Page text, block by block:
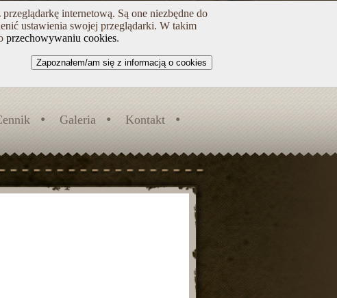
internetową. Są one niezbędne do
ustawienia swojej przeglądarki. W takim
przechowywaniu cookies.
Zapoznałem/am się z informacją o cookies
Galeria Kontakt